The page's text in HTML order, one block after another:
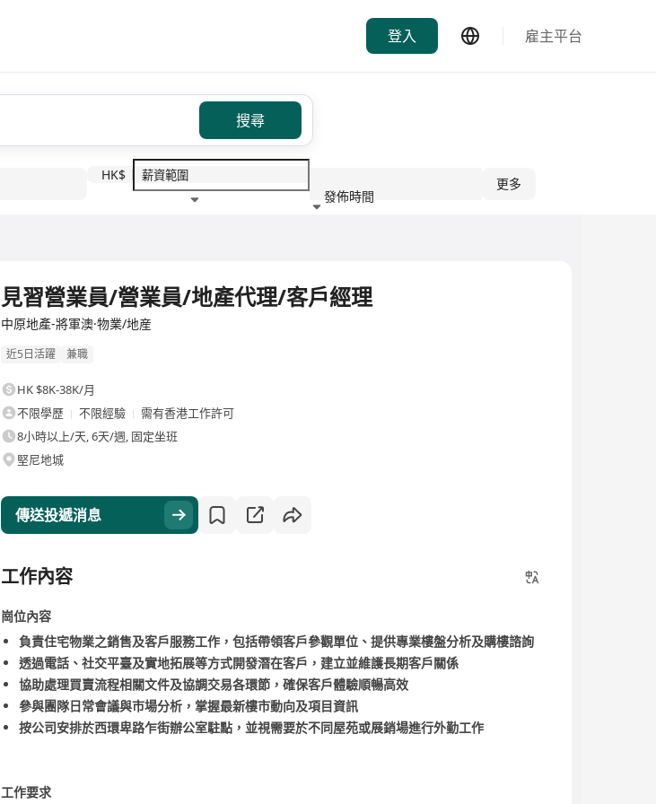
登入 雇主平台
搜尋
HK$
發佈時間
更多
見習營業員/營業員/地產代理/客戶經理
中原地產-將軍澳·物業/地産
近5日活躍 兼職
HK $8K-38K/月
不限學歷
不限經驗
需有香港工作許可
8小時以上/天, 6天/週, 固定坐班
堅尼地城
傳送投遞消息
工作內容
崗位內容
負責住宅物業之銷售及客戶服務工作，包括帶領客戶參觀單位、提供專業樓盤分析及購樓諮詢
透過電話、社交平臺及實地拓展等方式開發潛在客戶，建立並維護長期客戶關係
協助處理買賣流程相關文件及協調交易各環節，確保客戶體驗順暢高效
參與團隊日常會議與市場分析，掌握最新樓市動向及項目資訊
按公司安排於西環卑路乍街辦公室駐點，並視需要於不同屋苑或展銷場進行外勤工作
工作要求